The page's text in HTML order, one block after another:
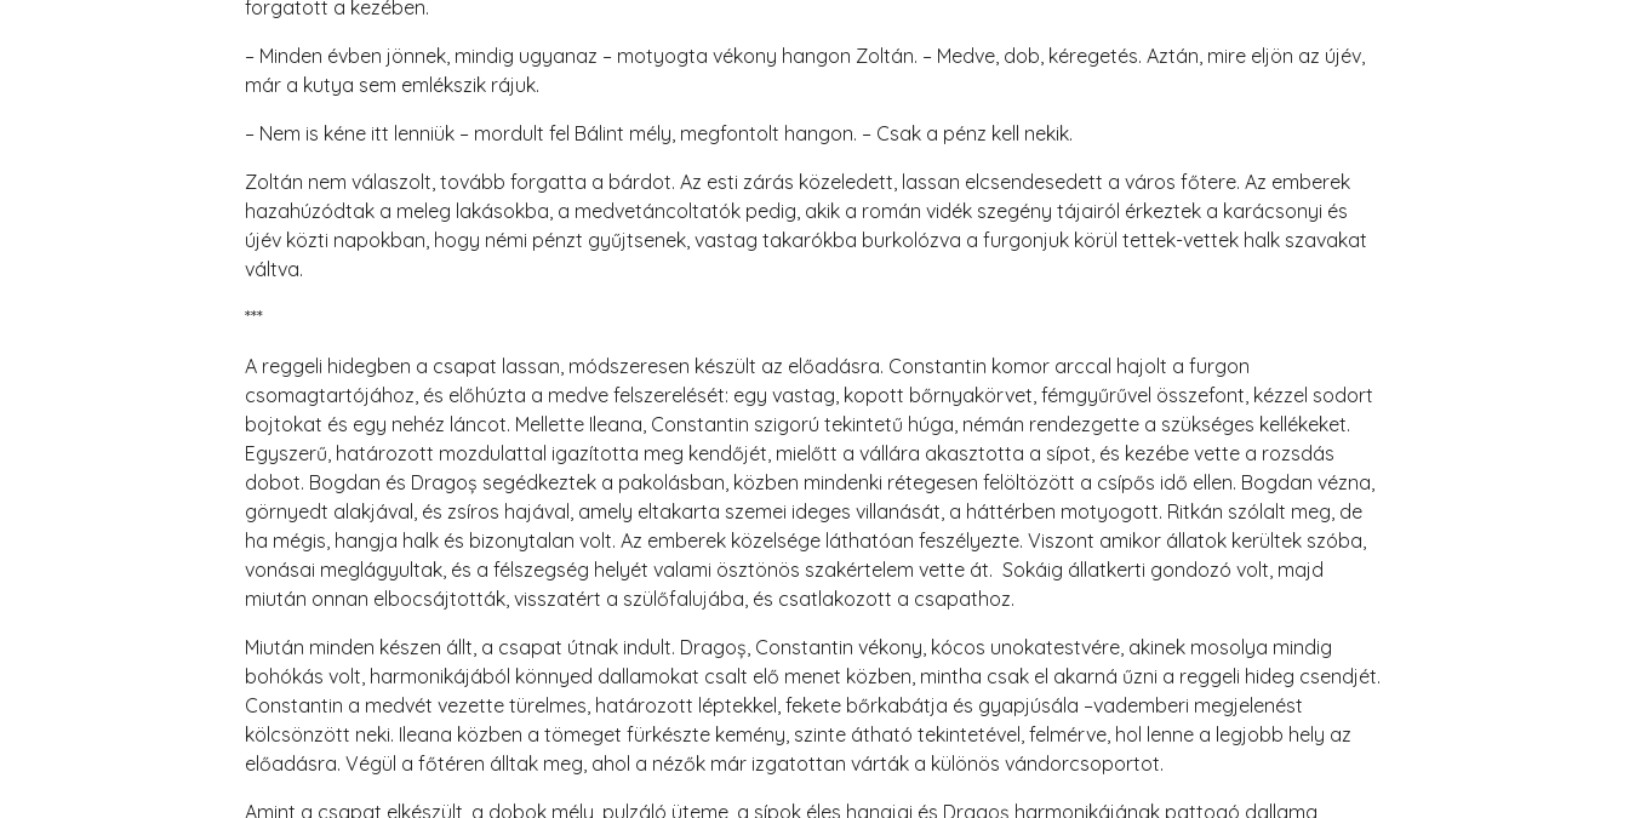
forgatott a kezében.
– Minden évben jönnek, mindig ugyanaz – motyogta vékony hangon Zoltán. – Medve, dob, kéregetés. Aztán, mire eljön az újév,
már a kutya sem emlékszik rájuk.
– Nem is kéne itt lenniük – mordult fel Bálint mély, megfontolt hangon. – Csak a pénz kell nekik.
Zoltán nem válaszolt, tovább forgatta a bárdot. Az esti zárás közeledett, lassan elcsendesedett a város főtere. Az emberek
hazahúzódtak a meleg lakásokba, a medvetáncoltatók pedig, akik a román vidék szegény tájairól érkeztek a karácsonyi és
újév közti napokban, hogy némi pénzt gyűjtsenek, vastag takarókba burkolózva a furgonjuk körül tettek-vettek halk szavakat
váltva.
***
A reggeli hidegben a csapat lassan, módszeresen készült az előadásra. Constantin komor arccal hajolt a furgon
csomagtartójához, és előhúzta a medve felszerelését: egy vastag, kopott bőrnyakörvet, fémgyűrűvel összefont, kézzel sodort
bojtokat és egy nehéz láncot. Mellette Ileana, Constantin szigorú tekintetű húga, némán rendezgette a szükséges kellékeket.
Egyszerű, határozott mozdulattal igazította meg kendőjét, mielőtt a vállára akasztotta a sípot, és kezébe vette a rozsdás
dobot. Bogdan és Dragoș segédkeztek a pakolásban, közben mindenki rétegesen felöltözött a csípős idő ellen. Bogdan vézna,
görnyedt alakjával, és zsíros hajával, amely eltakarta szemei ideges villanását, a háttérben motyogott. Ritkán szólalt meg, de
ha mégis, hangja halk és bizonytalan volt. Az emberek közelsége láthatóan feszélyezte. Viszont amikor állatok kerültek szóba,
vonásai meglágyultak, és a félszegség helyét valami ösztönös szakértelem vette át. Sokáig állatkerti gondozó volt, majd
miután onnan elbocsájtották, visszatért a szülőfalujába, és csatlakozott a csapathoz.
Miután minden készen állt, a csapat útnak indult. Dragoș, Constantin vékony, kócos unokatestvére, akinek mosolya mindig
bohókás volt, harmonikájából könnyed dallamokat csalt elő menet közben, mintha csak el akarná űzni a reggeli hideg csendjét.
Constantin a medvét vezette türelmes, határozott léptekkel, fekete bőrkabátja és gyapjúsála –vademberi megjelenést
kölcsönzött neki. Ileana közben a tömeget fürkészte kemény, szinte átható tekintetével, felmérve, hol lenne a legjobb hely az
előadásra. Végül a főtéren álltak meg, ahol a nézők már izgatottan várták a különös vándorcsoportot.
Amint a csapat elkészült, a dobok mély, pulzáló üteme, a sípok éles hangjai és Dragoș harmonikájának pattogó dallama